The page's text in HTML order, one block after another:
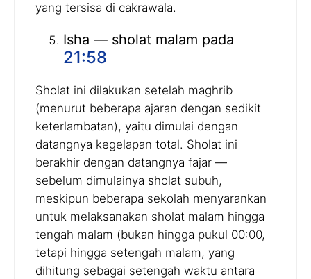
yang tersisa di cakrawala.
Isha — sholat malam pada
21:58
Sholat ini dilakukan setelah maghrib
(menurut beberapa ajaran dengan sedikit
keterlambatan), yaitu dimulai dengan
datangnya kegelapan total. Sholat ini
berakhir dengan datangnya fajar —
sebelum dimulainya sholat subuh,
meskipun beberapa sekolah menyarankan
untuk melaksanakan sholat malam hingga
tengah malam (bukan hingga pukul 00:00,
tetapi hingga setengah malam, yang
dihitung sebagai setengah waktu antara